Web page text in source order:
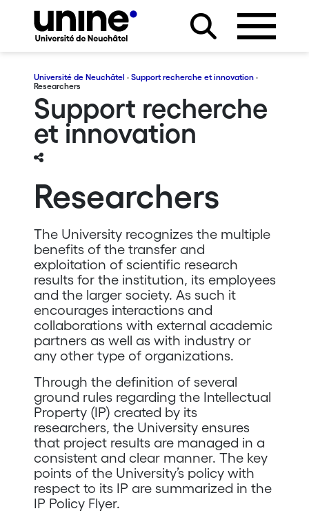
Université de Neuchâtel · Support recherche et innovation·
Researchers
Support recherche
et innovation
Researchers
The University recognizes the multiple
benefits of the transfer and
exploitation of scientific research
results for the institution, its employees
and the larger society. As such it
encourages interactions and
collaborations with external academic
partners as well as with industry or
any other type of organizations.
Through the definition of several
ground rules regarding the Intellectual
Property (IP) created by its
researchers, the University ensures
that project results are managed in a
consistent and clear manner. The key
points of the University’s policy with
respect to its IP are summarized in the
IP Policy Flyer.